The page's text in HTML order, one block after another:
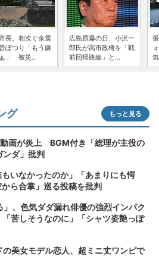
長、相次ぐ余震
ぽつり「もう嫌
」 被災...
広島原爆の日、小沢一
郎氏が高市政権を「戦
前回帰路線」と...
グ もっと見る
画が炎上 BGM付き「総理が主役の
ンダ」批判
いなかったのか」「あまりにも愕
ら合掌」巡る投稿を批判
、色気ダダ漏れ俳優の強烈インパク
苦しそうなのに」「シャツ姿艶っぽ
美女モデル恋人、超ミニ丈ワンピで